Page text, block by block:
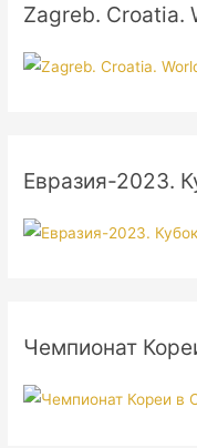
Zagreb. Croatia.
Евразия-2023.
Чемпионат